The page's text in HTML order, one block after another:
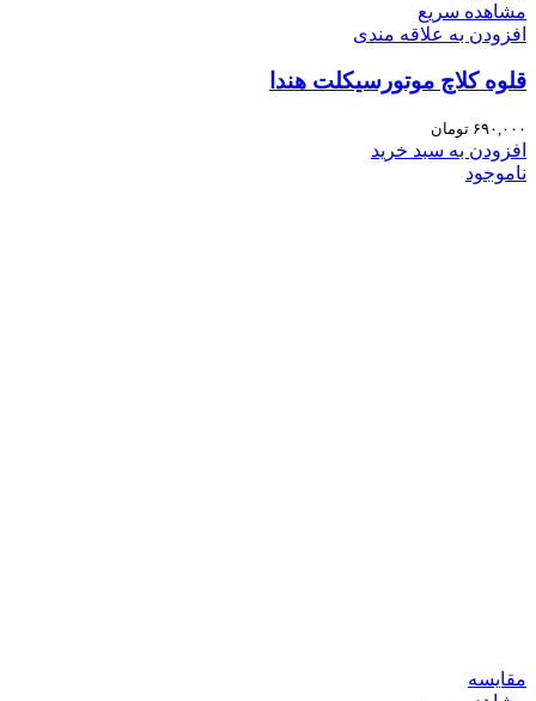
مشاهده سریع
افزودن به علاقه مندی
قلوه کلاچ موتورسیکلت هندا
۶۹۰,۰۰۰ تومان
افزودن به سبد خرید
ناموجود
مقایسه